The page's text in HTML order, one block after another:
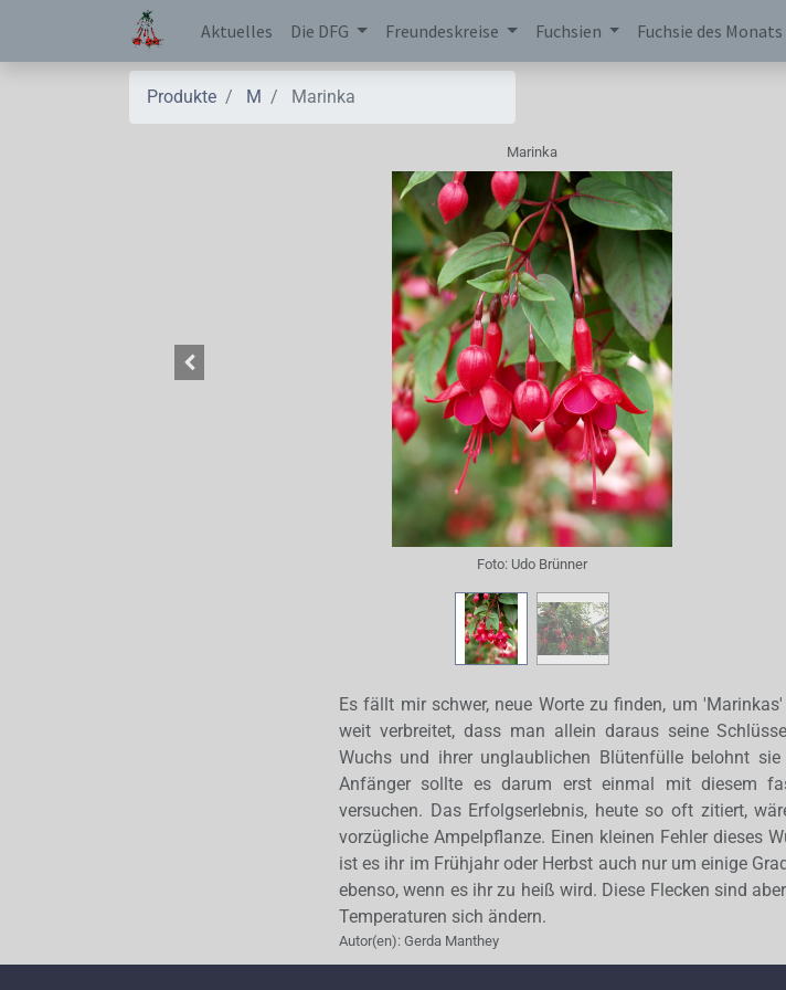
Aktuelles Die DFG Freundeskreise Fuchsien Fuchsie des Monats
Produkte M Marinka
Marinka
Foto: Udo Brünner
Es fällt mir schwer, neue Worte zu finden, um
weit verbreitet, dass man allein daraus seine
Wuchs und ihrer unglaublichen Blütenfülle belohnt
Anfänger sollte es darum erst einmal mit diesem
versuchen. Das Erfolgserlebnis, heute so oft zitiert,
vorzügliche Ampelpflanze. Einen kleinen Fehler dieses
ist es ihr im Frühjahr oder Herbst auch nur um einige
ebenso, wenn es ihr zu heiß wird. Diese Flecken sind
Temperaturen sich ändern.
Autor(en): Gerda Manthey